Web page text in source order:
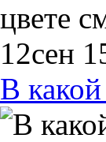
цвете
12сен
В